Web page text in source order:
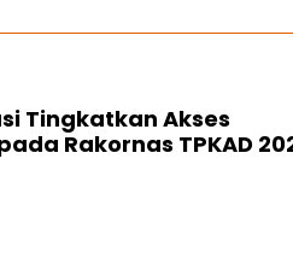
Tingkatkan Akses
Rakornas TPKAD